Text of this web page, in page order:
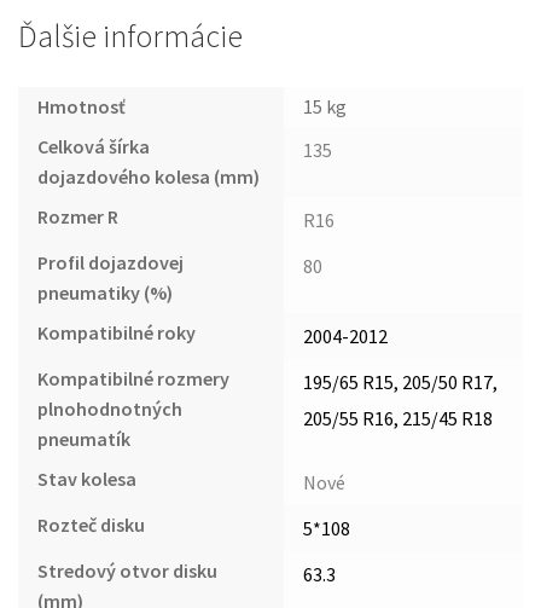
Ďalšie informácie
Hmotnosť
15 kg
Celková šírka
dojazdového kolesa (mm)
135
Rozmer R
R16
Profil dojazdovej
pneumatiky (%)
80
Kompatibilné roky
2004-2012
Kompatibilné rozmery
plnohodnotných
pneumatík
195/65 R15, 205/50 R17,
205/55 R16, 215/45 R18
Stav kolesa
Nové
Rozteč disku
5*108
Stredový otvor disku
(mm)
63.3